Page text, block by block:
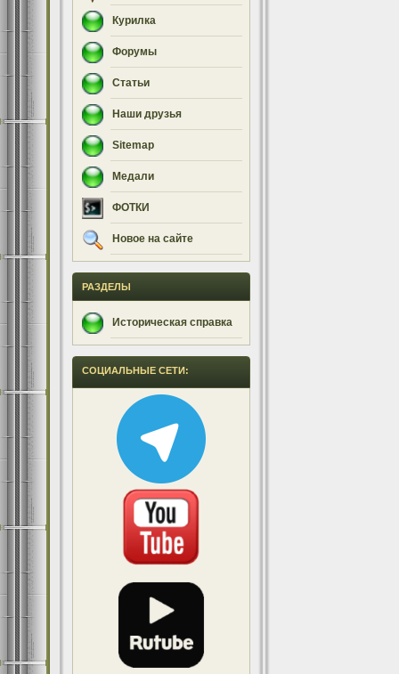
Курилка
Форумы
Статьи
Наши друзья
Sitemap
Медали
ФОТКИ
Новое на сайте
РАЗДЕЛЫ
Историческая справка
СОЦИАЛЬНЫЕ СЕТИ: